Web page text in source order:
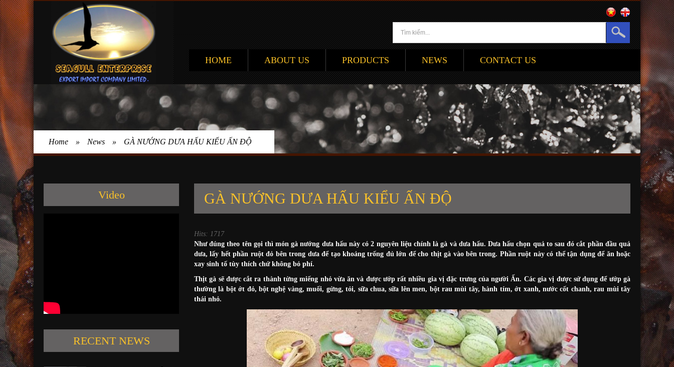
HOME ABOUT US PRODUCTS NEWS CONTACT US
Home » News » GÀ NƯỚNG DƯA HẤU KIỂU ẤN ĐỘ
Video
RECENT NEWS
GÀ NƯỚNG DƯA HẤU KIỂU ẤN ĐỘ
Hits: 1717
Như đúng theo tên gọi thì món gà nướng dưa hấu này có 2 nguyên liệu chính là gà và dưa hấu. Dưa hấu chọn quả to sau đó cắt phần đầu quả
dưa, lấy hết phần ruột đỏ bên trong dưa để tạo khoảng trống đủ lớn để cho thịt gà vào bên trong. Phần ruột này có thể tận dụng để ăn hoặc
xay sinh tố tùy thích chứ không bỏ phí.
Thịt gà sẽ được cắt ra thành từng miếng nhỏ vừa ăn và được ướp rất nhiều gia vị đặc trưng của người Ấn. Các gia vị được sử dụng để ướp gà
thường là bột ớt đỏ, bột nghệ vàng, muối, gừng, tỏi, sữa chua, sữa lên men, bột rau mùi tây, hành tím, ớt xanh, nước cốt chanh, rau mùi tây
thái nhỏ.